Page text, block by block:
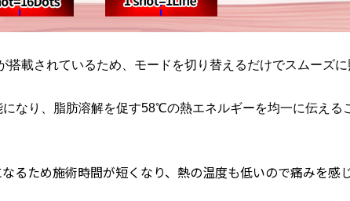
載されているため、モードを切り替えるだけでスムーズに
なり、脂肪溶解を促す58℃の熱エネルギーを均一に伝える
ため施術時間が短くなり、熱の温度も低いので痛みを感